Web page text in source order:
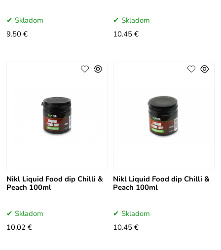
Skladom
9.50 €
Skladom
10.45 €
Nikl Liquid Food dip Chilli &
Peach 100ml
Skladom
10.02 €
Nikl Liquid Food dip Chilli &
Peach 100ml
Skladom
10.45 €